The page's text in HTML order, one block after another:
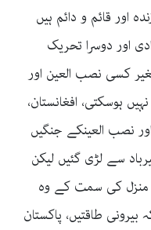
اور قائم و دائم ہیں
اور دوسرا تحریک
کسی نصب العین اور
ہوسکتی، افغانستان،
نصب العینکے جنگیں
سے لڑی گئیں لیکن
منزل کی سمت کے وہ
طاقتیں، پاکستان